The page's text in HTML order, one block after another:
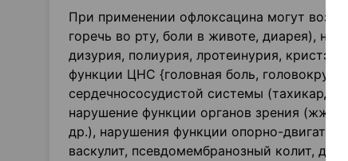
При применении офлоксацина могут
горечь во рту, боли в животе, диарея),
дизурия, полиурия, лротеинурия,
функции ЦНС {головная боль,
сердечно­сосудистой системы
нарушение функции органов зрения
др.), нарушения функции опорно-
васкулит, псевдомембранозный колит,